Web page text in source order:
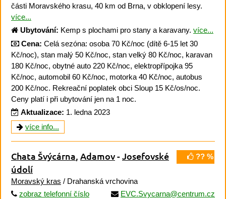
části Moravského krasu, 40 km od Brna, v obklopení lesy.
více...
Ubytování: Kemp s plochami pro stany a karavany. více...
Cena: Celá sezóna: osoba 70 Kč/noc (dítě 6-15 let 30
Kč/noc), stan malý 50 Kč/noc, stan velký 80 Kč/noc, karavan
180 Kč/noc, obytné auto 220 Kč/noc, elektropřípojka 95
Kč/noc, automobil 60 Kč/noc, motorka 40 Kč/noc, autobus
200 Kč/noc. Rekreační poplatek obci Sloup 15 Kč/os/noc.
Ceny platí i při ubytování jen na 1 noc.
Aktualizace: 1. ledna 2023
více info...
?? %
Chata Švýcárna Adamov-Josefovské
údolí
Moravský kras / Drahanská vrchovina
zobraz telefonní číslo
EVC.Svycarna@centrum.cz